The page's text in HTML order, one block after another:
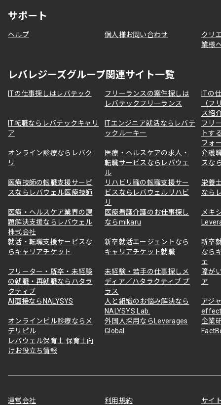
サポート
ヘルプ 個人様お問い合わせ
クリ
業様
レバレジーズグループ関連サイト一覧
ITの仕事探しはレバテック
フリーランスの案件探しは
レバテックフリーランス
ITの
（フ
ス紹
IT転職ならレバテックキャリ
ア
ITエンジニア就活ならレバテ
ックルーキー
フリ
トす
フォ
オンライン診療ならレバク
リ
医療・ヘルスケアの求人・
転職サービスならレバウェ
ル
介護
スな
医療技師の転職支援サービ
スならレバウェル医療技師
リハビリ職の転職支援サー
ビスならレバウェルリハビ
リ
栄養
なら
医療・ヘルスケア業界の課
題解決支援ならレバウェル
株式会社
医療看護介護のお仕事探し
ならmikaru
メキ
就活・転職支援サービスな
らキャリアチケット
新卒就活エージェントなら
キャリアチケット就職
新卒
なら
ェ
フリーター・既卒・未経験
の就職・再就職ならハタラ
クティブ
未経験・若手の仕事探しメ
ディア／ハタラクティブ プ
ラス
障が
ア
AI面接ならNALYSYS
人と組織のお悩み解決なら
NALYSYS Lab.
アジ
オンラインピル診療ならメ
デリピル
外国人採用ならLeverages
Global
企業
レバウェル保育士 保育士向
けお役立ち情報
運営会社 利用規約 サイ